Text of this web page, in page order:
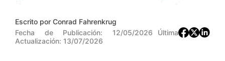
Escrito por Conrad Fahrenkrug
Fecha de Publicación:
12/05/2026
Última
Actualización: 13/07/2026